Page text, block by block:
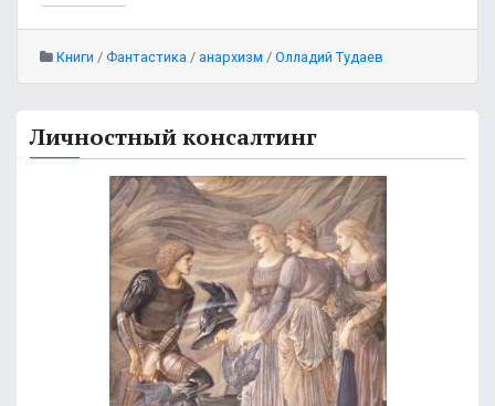
Книги / Фантастика / анархизм / Олладий Тудаев
Личностный консалтинг